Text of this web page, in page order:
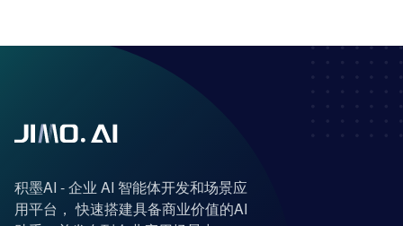
积墨AI - 企业 AI 智能体开发和场景应
用平台， 快速搭建具备商业价值的AI